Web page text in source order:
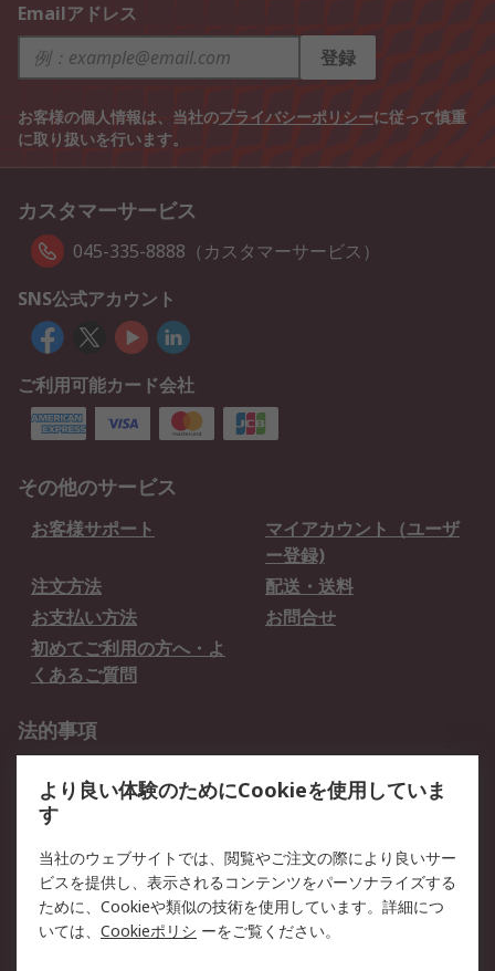
Emailアドレス
登録
お客様の個人情報は、当社のプライバシーポリシーに従って慎重
に取り扱いを行います。
カスタマーサービス
045-335-8888（カスタマーサービス）
SNS公式アカウント
ご利用可能カード会社
その他のサービス
お客様サポート
マイアカウント（ユーザ
ー登録)
注文方法
配送・送料
お支払い方法
お問合せ
初めてご利用の方へ・よ
くあるご質問
法的事項
クッキーポリシー
RSについて
会社概要
採用情報
プレスリリース＆お知ら
コーポレートサイト
より良い体験のためにCookieを使用していま
す
当社のウェブサイトでは、閲覧やご注文の際により良いサー
ビスを提供し、表示されるコンテンツをパーソナライズする
ために、Cookieや類似の技術を使用しています。詳細につ
いては、 Cookieポリシ ーをご覧ください。